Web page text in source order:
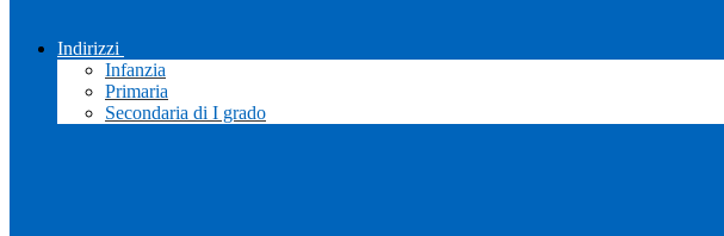
Indirizzi
Infanzia
Primaria
Secondaria di I grado